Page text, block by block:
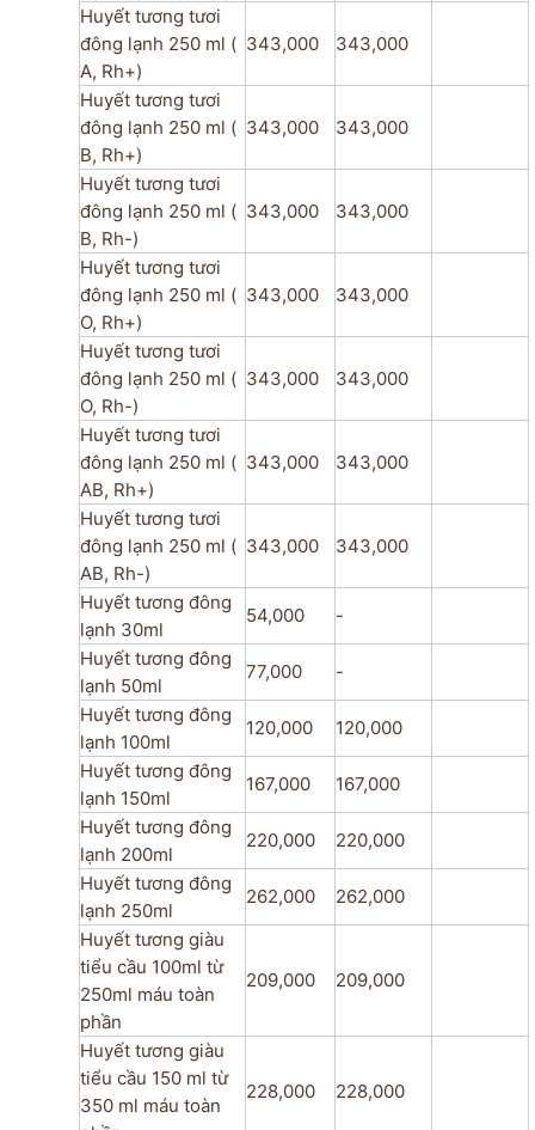
Huyết tương tươi
đông lạnh 250 ml (
A, Rh+)
343,000 343,000
Huyết tương tươi
đông lạnh 250 ml (
B, Rh+)
343,000 343,000
Huyết tương tươi
đông lạnh 250 ml (
B, Rh-)
343,000 343,000
Huyết tương tươi
đông lạnh 250 ml (
O, Rh+)
343,000 343,000
Huyết tương tươi
đông lạnh 250 ml (
O, Rh-)
343,000 343,000
Huyết tương tươi
đông lạnh 250 ml (
AB, Rh+)
343,000 343,000
Huyết tương tươi
đông lạnh 250 ml (
AB, Rh-)
343,000 343,000
Huyết tương đông
lạnh 30ml
54,000
-
Huyết tương đông
lạnh 50ml
77,000
-
Huyết tương đông
lạnh 100ml
120,000
120,000
Huyết tương đông
lạnh 150ml
167,000
167,000
Huyết tương đông
lạnh 200ml
220,000
220,000
Huyết tương đông
lạnh 250ml
262,000
262,000
Huyết tương giàu
tiểu cầu 100ml từ
250ml máu toàn
phần
209,000 209,000
Huyết tương giàu
tiểu cầu 150 ml từ
350 ml máu toàn
228,000 228,000